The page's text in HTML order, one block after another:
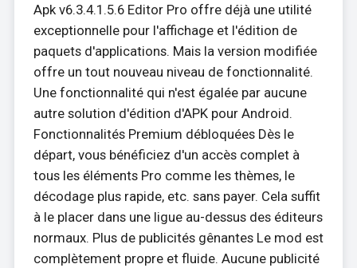
Apk v6.3.4.1.5.6 Editor Pro offre déjà une utilité
exceptionnelle pour l'affichage et l'édition de
paquets d'applications. Mais la version modifiée
offre un tout nouveau niveau de fonctionnalité.
Une fonctionnalité qui n'est égalée par aucune
autre solution d'édition d'APK pour Android.
Fonctionnalités Premium débloquées Dès le
départ, vous bénéficiez d'un accès complet à
tous les éléments Pro comme les thèmes, le
décodage plus rapide, etc. sans payer. Cela suffit
à le placer dans une ligue au-dessus des éditeurs
normaux. Plus de publicités gênantes Le mod est
complètement propre et fluide. Aucune publicité